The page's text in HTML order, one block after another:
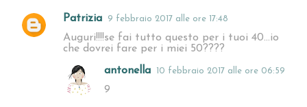
Patrizia 9 febbraio 2017 alle ore 17:48
Auguri!!!!se fai tutto questo per i tuoi 40...io
che dovrei fare per i miei 50????
antonella 10 febbraio 2017 alle ore 06:59
9